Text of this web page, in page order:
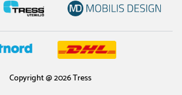
Copyright @ 2026 Tress